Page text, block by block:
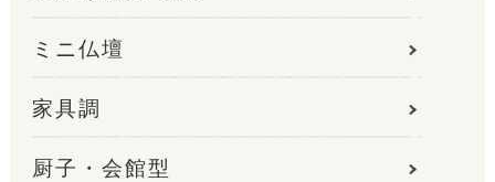
ミニ仏壇
家具調
厨子・会館型